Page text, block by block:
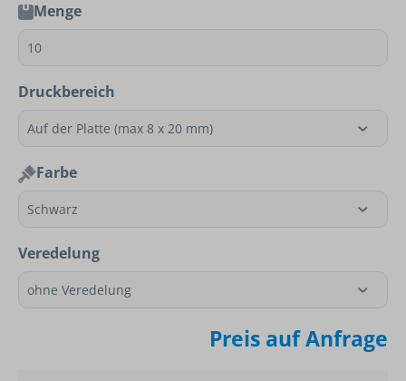
Menge
Druckbereich
Farbe
Veredelung
Preis auf Anfrage